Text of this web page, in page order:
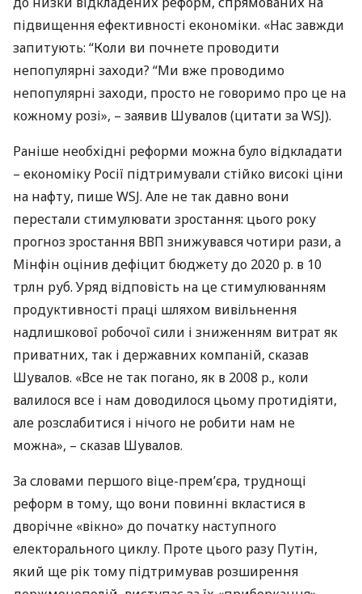
підвищення ефективності економіки. «Нас завжди
запитують: “Коли ви почнете проводити
непопулярні заходи? “Ми вже проводимо
непопулярні заходи, просто не говоримо про це на
кожному розі», – заявив Шувалов (цитати заWSJ).
Раніше необхідні реформи можна було відкладати
– економіку Росії підтримували стійко високі ціни
на нафту, пишеWSJ. Але не так давно вони
перестали стимулювати зростання: цього року
прогноз зростання ВВП знижувався чотири рази, а
Мінфін оцінив дефіцит бюджету до 2020 р. в 10
трлн руб. Уряд відповість на це стимулюванням
продуктивності праці шляхом вивільнення
надлишкової робочої сили і зниженням витрат як
приватних, так і державних компаній, сказав
Шувалов. «Все не так погано, як в 2008 р., коли
валилося все і нам доводилося цьому протидіяти,
але розслабитися і нічого не робити нам не
можна», – сказав Шувалов.
За словами першого віце-прем’єра, труднощі
реформ в тому, що вони повинні вкластися в
дворічне «вікно» до початку наступного
електорального циклу. Проте цього разу Путін,
який ще рік тому підтримував розширення